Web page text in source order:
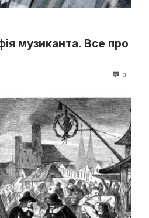
музиканта. Все про
0